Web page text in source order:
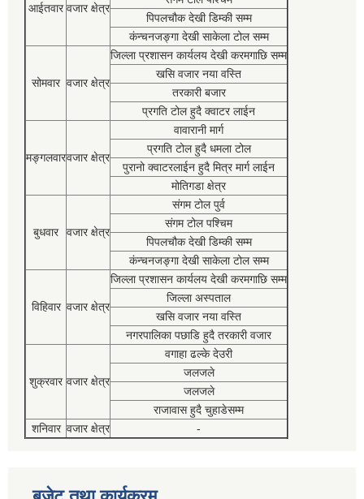
आईतवार वजार क्षेत्र
पिपलचौक देखी डिम्की सम्म
कंन्चनजङ्गा देखी साकेला टोल सम्म
सोमवार वजार क्षेत्र
जिल्ला प्रशासन कार्यलय देखी करमगाछि सम्म
खसि वजार नया वस्ति
तरकारी बजार
प्रगति टोल हुदै क्वाटर लाईन
मङ्गलवारवजार क्षेत्र
वावारानी मार्ग
प्रगति टोल हुदै धमला टोल
पुरानो क्वाटरलाईन हुदै मित्र मार्ग लाईन
मोतिगडा क्षेत्र
बुधवार वजार क्षेत्र
संगम टोल पुर्व
संगम टोल पश्चिम
पिपलचौक देखी डिम्की सम्म
कंन्चनजङ्गा देखी साकेला टोल सम्म
विहिवार वजार क्षेत्र
जिल्ला प्रशासन कार्यलय देखी करमगाछि सम्म
जिल्ला अस्पताल
खसि वजार नया वस्ति
नगरपालिका पछाडि हुदै तरकारी वजार
शुक्रवार वजार क्षेत्र
वगाहा ढल्के देउरी
जलजले
जलजले
राजावास हुदै चुहाडेसम्म
शनिवार वजार क्षेत्र -